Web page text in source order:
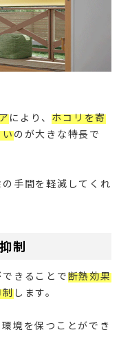
により、ホコリを寄
いのが大きな特長で
手間を軽減してくれ
制
きることで断熱効果
制します。
境を保つことができ